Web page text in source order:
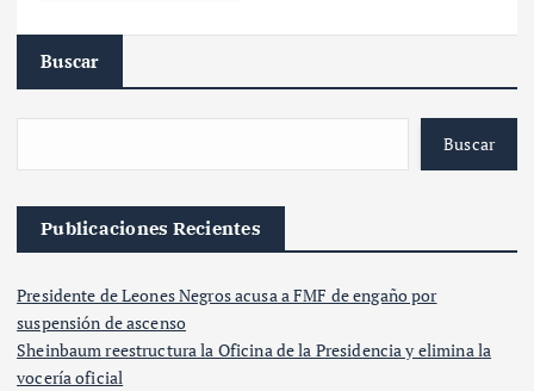
Buscar
Buscar
Publicaciones Recientes
Presidente de Leones Negros acusa a FMF de engaño por
suspensión de ascenso
Sheinbaum reestructura la Oficina de la Presidencia y elimina la
vocería oficial